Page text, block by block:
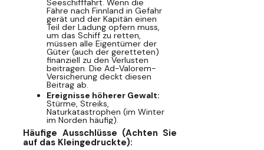
Seeschifffahrt. Wenn die
Fähre nach Finnland in Gefahr
gerät und der Kapitän einen
Teil der Ladung opfern muss,
um das Schiff zu retten,
müssen alle Eigentümer der
Güter (auch der geretteten)
finanziell zu den Verlusten
beitragen. Die Ad-Valorem-
Versicherung deckt diesen
Beitrag ab.
Ereignisse höherer Gewalt:
Stürme, Streiks,
Naturkatastrophen (im Winter
im Norden häufig).
Häufige Ausschlüsse (Achten Sie
auf das Kleingedruckte):